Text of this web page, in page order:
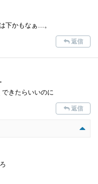
下かもなぁ…。
返信
きたらいいのに
返信